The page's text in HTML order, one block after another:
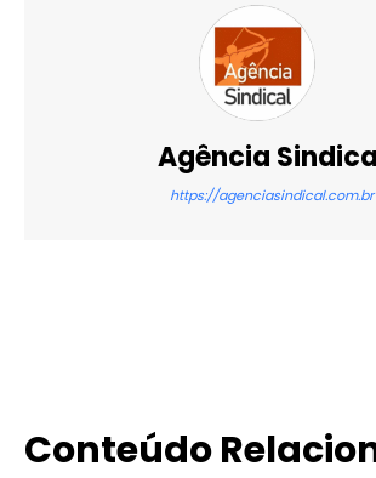
Agência
https://agenciasindical.com.br
Conteúdo